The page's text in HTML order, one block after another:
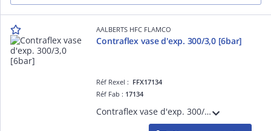
AALBERTS HFC FLAMCO
Contraflex vase d'exp. 300/3,0 [6bar]
Réf Rexel : FFX17134
Réf Fab : 17134
Contraflex vase d'exp. 300/3,0 [6bar]